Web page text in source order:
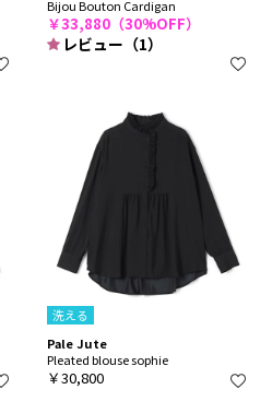
Bijou Bouton Cardigan
￥33,880（30%OFF）
レビュー（1）
洗える
Pale Jute
Pleated blouse sophie
￥30,800